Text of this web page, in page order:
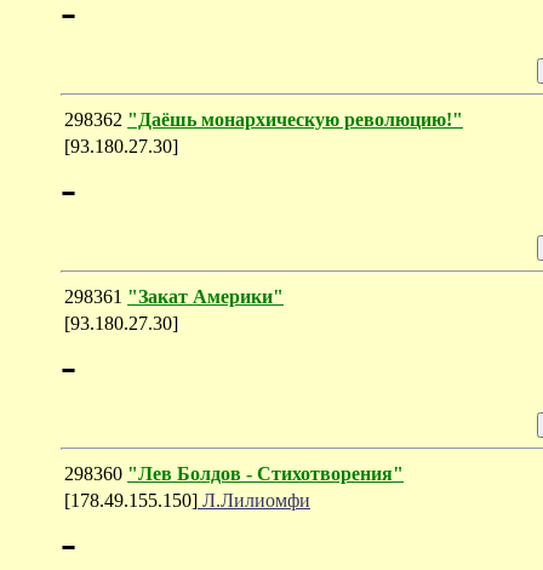
-
298362 "Даёшь монархическую революцию!"
[93.180.27.30]
-
298361 "Закат Америки"
[93.180.27.30]
-
298360 "Лев Болдов - Стихотворения"
[178.49.155.150] Л.Лилиомфи
-